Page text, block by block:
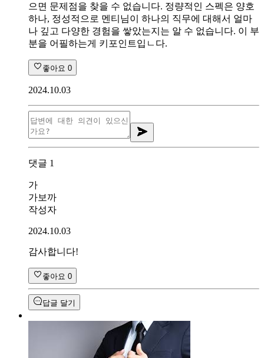
으면 문제점을 찾을 수 없습니다. 정량적인 스펙은 양호
하나, 정성적으로 멘티님이 하나의 직무에 대해서 얼마
나 깊고 다양한 경험을 쌓았는지는 알 수 없습니다. 이 부
분을 어필하는게 키포인트입ㄴ다.
좋아요 0
2024.10.03
댓글 1
가
가보까
작성자
2024.10.03
감사합니다!
좋아요 0
답글 달기